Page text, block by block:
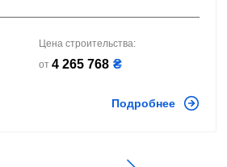
Цена строительства:
от 4 265 768 ₴
Подробнее